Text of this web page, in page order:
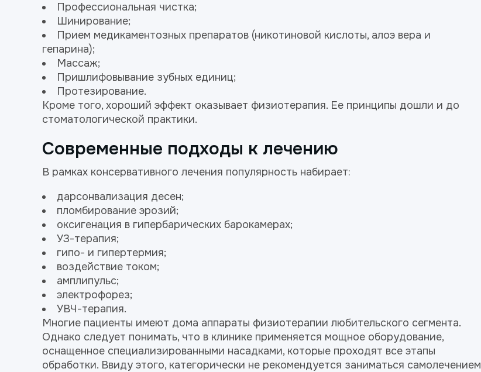
Профессиональная чистка;
Шинирование;
Прием медикаментозных препаратов (никотиновой кислоты, алоэ вера и
гепарина);
Массаж;
Пришлифовывание зубных единиц;
Протезирование.
Кроме того, хороший эффект оказывает физиотерапия. Ее принципы дошли и до
стоматологической практики.
Современные подходы к лечению
В рамках консервативного лечения популярность набирает:
дарсонвализация десен;
пломбирование эрозий;
оксигенация в гипербарических барокамерах;
УЗ-терапия;
гипо- и гипертермия;
воздействие током;
амплипульс;
электрофорез;
УВЧ-терапия.
Многие пациенты имеют дома аппараты физиотерапии любительского сегмента.
Однако следует понимать, что в клинике применяется мощное оборудование,
оснащенное специализированными насадками, которые проходят все этапы
обработки. Ввиду этого, категорически не рекомендуется заниматься самолечением